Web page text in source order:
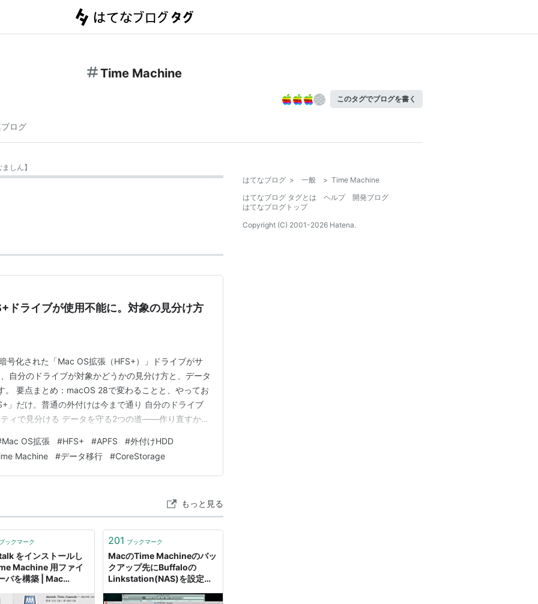
Time Machine
このタグでブログを書く
ログ
ましん】
ドライブが使用不能に。対象の見分け方
号化された「Mac OS拡張（HFS+）」ドライブがサ
自分のドライブが対象かどうかの見分け方と、データ
。 要点まとめ：macOS 28で変わることと、やってお
」だけ。普通の外付けは今まで通り 自分のドライブ
ィで見分ける データを守る2つの道——作り直すか、
「落ち着け」の温度差 ひとこと：しまい込んだ「暗
Mac OS拡張 #HFS+ #APFS #外付けHDD
Machine
#データ移行 #CoreStorage
もっと見る
ックマーク
をインストールし
Machine 用ファイ
バを構築 | Mac
201 ブックマーク
MacのTime Machineのバッ
クアップ先にBuffaloの
Linkstation(NAS)を設定す
はてなブログ > 一般 > Time Machine
はてなブログ タグとは
ヘルプ
開発ブログ
はてなブログトップ
Copyright (C) 2001-2026 Hatena.